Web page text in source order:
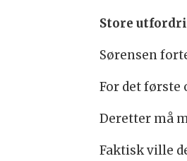
Store
Sørensen
For det første
Deretter må
Faktisk ville